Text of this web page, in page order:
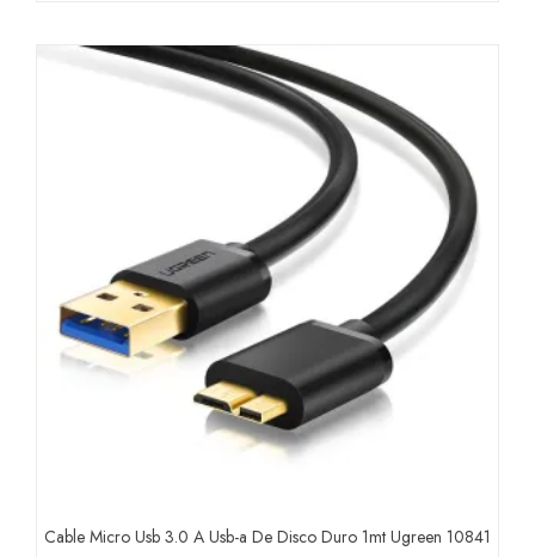
Cable Micro Usb 3.0 A Usb-a De Disco Duro 1mt Ugreen 10841